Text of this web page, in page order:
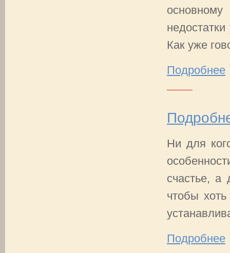
Как уже
Подробнее
Ни для
счастье, а
чтобы хоть
Подробнее